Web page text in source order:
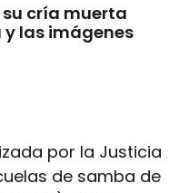
cría muerta
las imágenes
por la Justicia
de samba de